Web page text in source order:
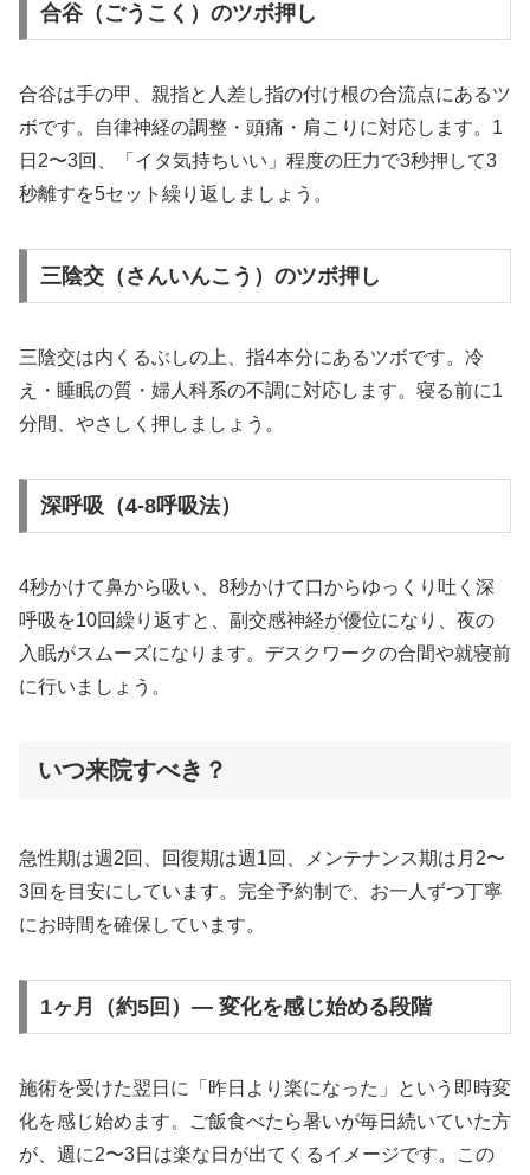
合谷（ごうこく）のツボ押し
合谷は手の甲、親指と人差し指の付け根の合流点にあるツ
ボです。自律神経の調整・頭痛・肩こりに対応します。1
日2〜3回、「イタ気持ちいい」程度の圧力で3秒押して3
秒離すを5セット繰り返しましょう。
三陰交（さんいんこう）のツボ押し
三陰交は内くるぶしの上、指4本分にあるツボです。冷
え・睡眠の質・婦人科系の不調に対応します。寝る前に1
分間、やさしく押しましょう。
深呼吸（4-8呼吸法）
4秒かけて鼻から吸い、8秒かけて口からゆっくり吐く深
呼吸を10回繰り返すと、副交感神経が優位になり、夜の
入眠がスムーズになります。デスクワークの合間や就寝前
に行いましょう。
いつ来院すべき？
急性期は週2回、回復期は週1回、メンテナンス期は月2〜
3回を目安にしています。完全予約制で、お一人ずつ丁寧
にお時間を確保しています。
1ヶ月（約5回）— 変化を感じ始める段階
施術を受けた翌日に「昨日より楽になった」という即時変
化を感じ始めます。ご飯食べたら暑いが毎日続いていた方
が、週に2〜3日は楽な日が出てくるイメージです。この